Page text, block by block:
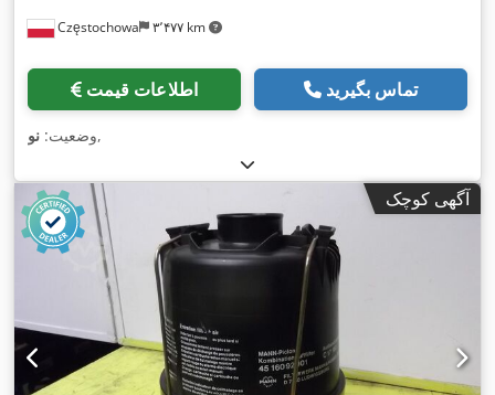
Częstochowa ۳٬۴۷۷ km
اطلاعات قیمت تماس بگیرید
وضعیت: نو ,
آگهی کوچک